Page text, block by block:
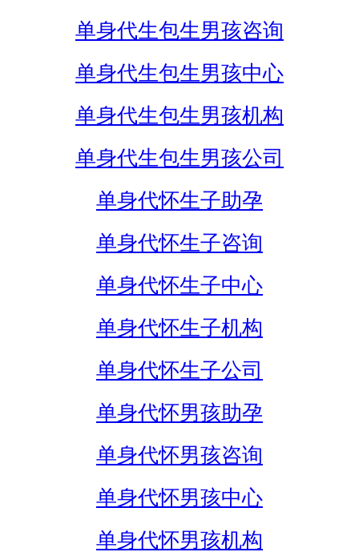
单身代生包生男孩咨询
单身代生包生男孩中心
单身代生包生男孩机构
单身代生包生男孩公司
单身代怀生子助孕
单身代怀生子咨询
单身代怀生子中心
单身代怀生子机构
单身代怀生子公司
单身代怀男孩助孕
单身代怀男孩咨询
单身代怀男孩中心
单身代怀男孩机构